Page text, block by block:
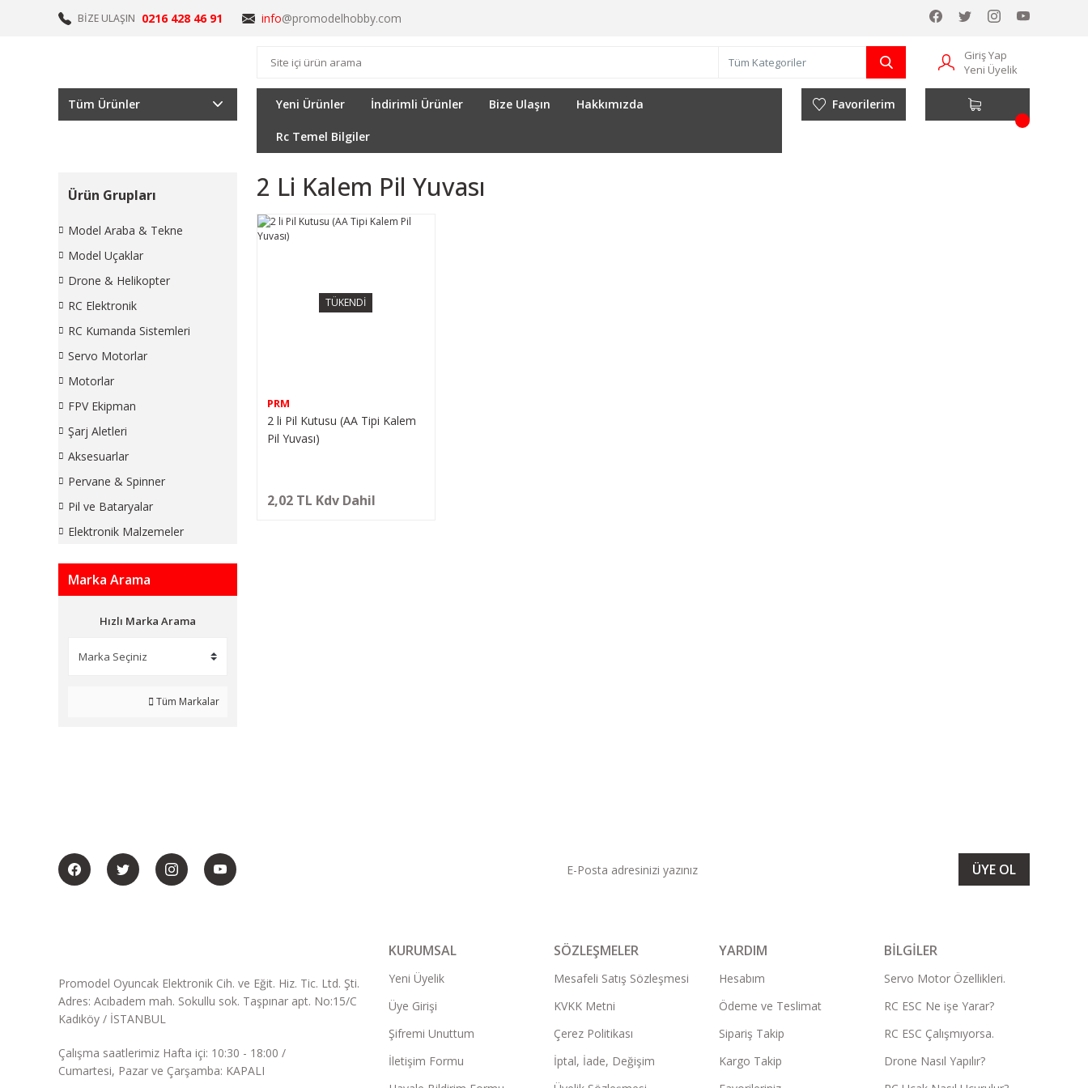
BİZE ULAŞIN 0216 428 46 91 info@promodelhobby.com
Giriş Yap
Yeni Üyelik
Tüm Ürünler Yeni Ürünler İndirimli Ürünler Bize Ulaşın Hakkımızda
Rc Temel Bilgiler
Favorilerim
Ürün Grupları
Model Araba & Tekne
Model Uçaklar
Drone & Helikopter
RC Elektronik
RC Kumanda Sistemleri
Servo Motorlar
Motorlar
FPV Ekipman
Şarj Aletleri
Aksesuarlar
Pervane & Spinner
Pil ve Bataryalar
Elektronik Malzemeler
Marka Arama
Hızlı Marka Arama
Tüm Markalar
2 Li Kalem Pil Yuvası
TÜKENDİ
PRM
2 li Pil Kutusu (AA Tipi Kalem
Pil Yuvası)
2,02 TL Kdv Dahil
ÜYE OL
Promodel Oyuncak Elektronik Cih. ve Eğit. Hiz. Tic. Ltd. Şti.
Adres: Acıbadem mah. Sokullu sok. Taşpınar apt. No:15/C
Kadıköy / İSTANBUL
Çalışma saatlerimiz Hafta içi: 10:30 - 18:00 /
Cumartesi, Pazar ve Çarşamba: KAPALI
KURUMSAL
Yeni Üyelik
Üye Girişi
Şifremi Unuttum
İletişim Formu
SÖZLEŞMELER
Mesafeli Satış Sözleşmesi
KVKK Metni
Çerez Politikası
İptal, İade, Değişim
YARDIM
Hesabım
Ödeme ve Teslimat
Sipariş Takip
Kargo Takip
BİLGİLER
Servo Motor Özellikleri.
RC ESC Ne işe Yarar?
RC ESC Çalışmıyorsa.
Drone Nasıl Yapılır?